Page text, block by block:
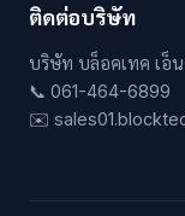
ติดต่อบริษัท
บริษัท บล็อคเทค เอ็น
📞 061-464-6899
✉️